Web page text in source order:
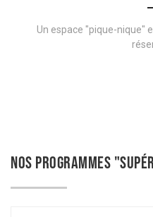
Un espace "pique-nique"
NOS PROGRAMMES